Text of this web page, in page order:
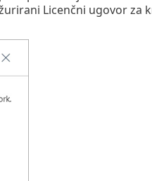
Licenčni ugovor za